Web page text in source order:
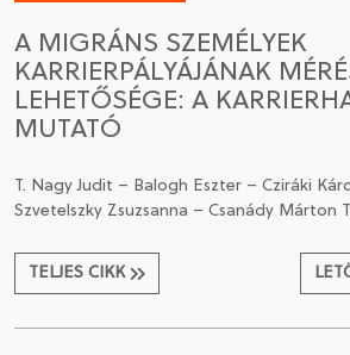
A MIGRÁNS SZEMÉLYEK
KARRIERPÁLYÁJÁNAK
LEHETŐSÉGE: A
MUTATÓ
T. Nagy Judit – Balogh Eszter – Cziráki
Szvetelszky Zsuzsanna – Csanády Márton
TELJES CIKK